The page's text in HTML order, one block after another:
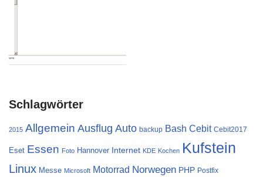
Schlagwörter
2015 Allgemein Ausflug Auto backup Bash Cebit Cebit2017
Eset Essen Foto Hannover Internet KDE Kochen Kufstein
Linux Messe Microsoft Motorrad Norwegen PHP Postfix